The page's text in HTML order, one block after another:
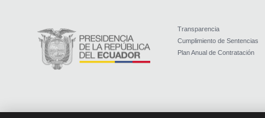
Transparencia
Cumplimiento de Sentencias
Plan Anual de Contratación